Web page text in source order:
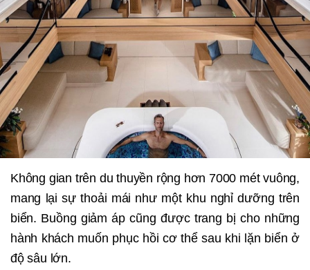
Không gian trên du thuyền rộng hơn 7000 mét vuông,
mang lại sự thoải mái như một khu nghỉ dưỡng trên
biển. Buồng giảm áp cũng được trang bị cho những
hành khách muốn phục hồi cơ thể sau khi lặn biển ở
độ sâu lớn.